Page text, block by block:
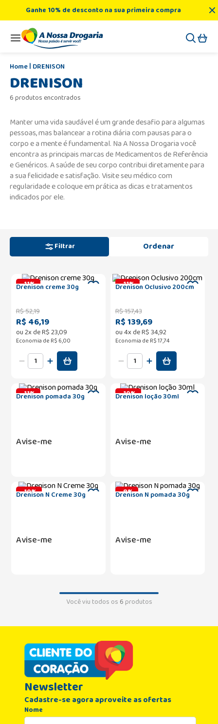
Ganhe 10% de desconto na sua primeira compra
DRENISON
DRENISON
6 produtos encontrados
Manter uma vida saudável é um grande desafio para algumas
pessoas, mas balancear a rotina diária com pausas para o
corpo e a mente é fundamental. Na A Nossa Drogaria você
encontra as principais marcas de Medicamentos de Referência
e Genéricos. A saúde de seu corpo contribui diretamente para
a sua felicidade e satisfação. Visite seu médico com
regularidade e coloque em prática as dicas e tratamentos
indicados por ele.
Filtrar
-11%
Drenison creme 30g
R$52,19
R$ 46,19
ou2x deR$23,09
Economia de R$ 6,00
-11%
Drenison Oclusivo 200cm
R$157,43
R$ 139,69
ou4x deR$34,92
Economia de R$ 17,74
-11%
Drenison pomada 30g
Avise-me
-10%
Drenison loção 30ml
Avise-me
-10%
Drenison N Creme 30g
Avise-me
-8%
Drenison N pomada 30g
Avise-me
Você viu todos os 6produtos
Newsletter
Cadastre-se agora aproveite as ofertas
Nome